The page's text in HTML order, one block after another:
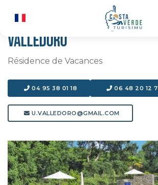
VALLEDORO
Résidence de Vacances
04 95 38 01 18 06 48 20 12
U.VALLEDORO@GMAIL.COM